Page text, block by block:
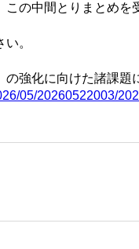
の中間とりまとめを
。
の強化に向けた諸課
05/20260522003/